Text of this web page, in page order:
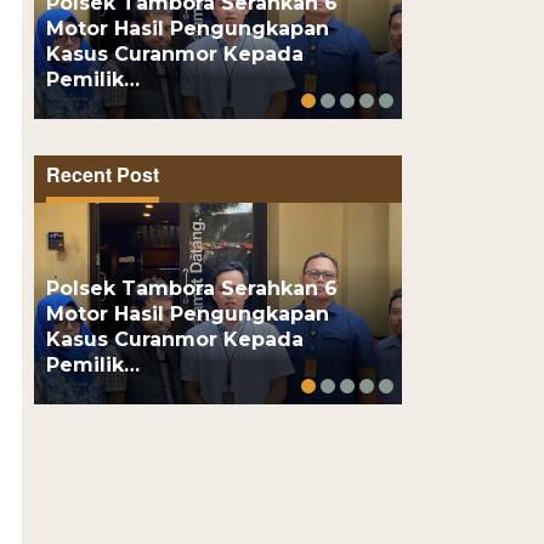
Motor Hasil Pengungkapan
Kasus Curanmor Kepada
Pemilik…
Recent Post
Polsek Tambora Serahkan 6
Motor Hasil Pengungkapan
Kasus Curanmor Kepada
Pemilik…